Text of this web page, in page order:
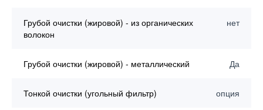
Грубой очистки (жировой) - из органических
волокон
нет
Грубой очистки (жировой) - металлический Да
Тонкой очистки (угольный фильтр) опция